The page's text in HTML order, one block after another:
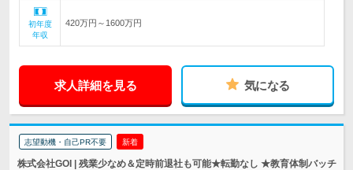
初年度
年収
420万円～1600万円
求人詳細を見る 気になる
志望動機・自己PR不要 新着
株式会社GOI | 残業少なめ＆定時前退社も可能★転勤なし ★教育体制バッチ